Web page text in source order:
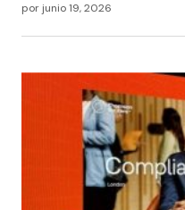
por junio 19, 2026